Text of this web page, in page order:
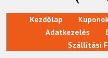
Kezdőlap
Adatkezelés
Szállítási